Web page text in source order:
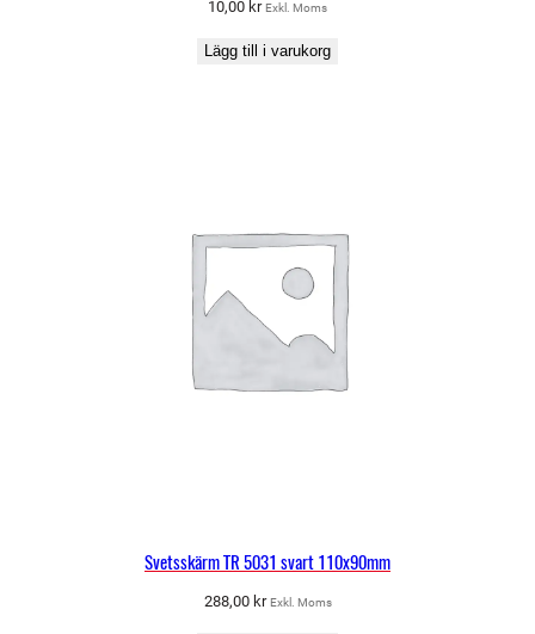
10,00 kr Exkl. Moms
Lägg till i varukorg
Svetsskärm TR 5031 svart 110x90mm
288,00 kr Exkl. Moms